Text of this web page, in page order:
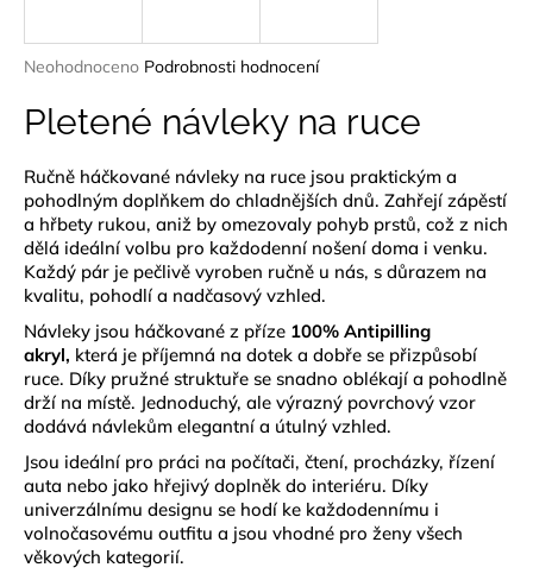
Průměrné
produktu
je
z
5
hvězdiček.
Neohodnoceno Podrobnosti hodnocení
Pletené návleky na ruce
Ručně háčkované návleky na ruce jsou praktickým a
pohodlným doplňkem do chladnějších dnů. Zahřejí zápěstí
a hřbety rukou, aniž by omezovaly pohyb prstů, což z nich
dělá ideální volbu pro každodenní nošení doma i venku.
Každý pár je pečlivě vyroben ručně u nás, s důrazem na
kvalitu, pohodlí a nadčasový vzhled.
Návleky jsou háčkované z příze 100% Antipilling
akryl, která je příjemná na dotek a dobře se přizpůsobí
ruce. Díky pružné struktuře se snadno oblékají a pohodlně
drží na místě. Jednoduchý, ale výrazný povrchový vzor
dodává návlekům elegantní a útulný vzhled.
Jsou ideální pro práci na počítači, čtení, procházky, řízení
auta nebo jako hřejivý doplněk do interiéru. Díky
univerzálnímu designu se hodí ke každodennímu i
volnočasovému outfitu a jsou vhodné pro ženy všech
věkových kategorií.
j
t
HLEDAT
D
o
p
o
r
u
č
u